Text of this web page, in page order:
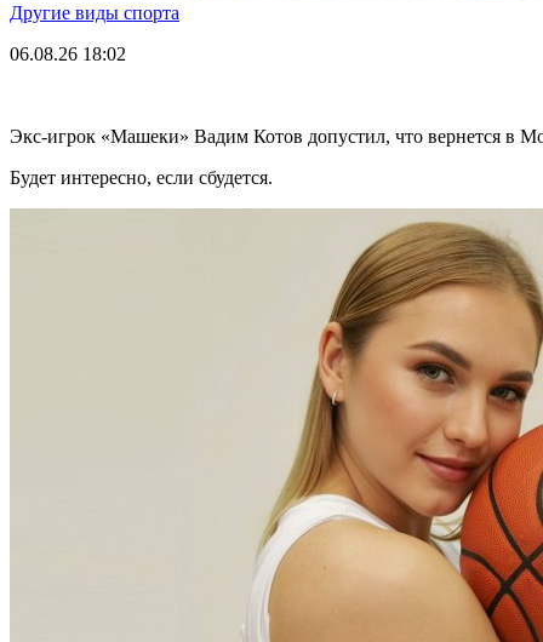
Другие виды спорта
06.08.26 18:02
Экс-игрок «Машеки» Вадим Котов допустил, что вернется в
Будет интересно, если сбудется.